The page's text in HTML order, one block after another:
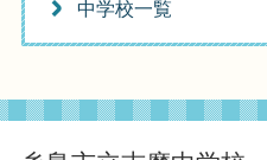
中学校一覧